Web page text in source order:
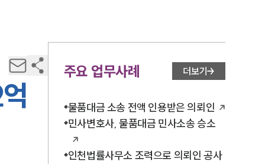
주요 업무사례 더보기
물품대금 소송 전액 인용받은 의뢰인
민사변호사, 물품대금 민사소송 승소
인천법률사무소 조력으로 의뢰인 공사